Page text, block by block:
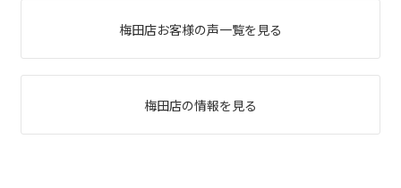
梅田店お客様の声一覧を見る
梅田店の情報を見る